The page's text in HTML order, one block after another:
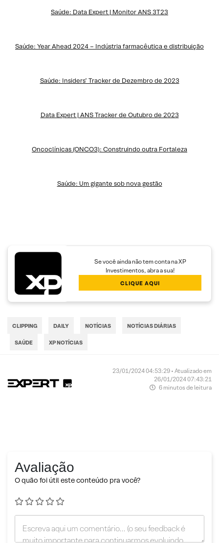
Saúde: Data Expert | Monitor ANS 3T23
Saúde: Year Ahead 2024 – Indústria farmacêutica e distribuição
Saúde: Insiders’ Tracker de Dezembro de 2023
Data Expert | ANS Tracker de Outubro de 2023
Oncoclínicas (ONCO3): Construindo outra Fortaleza
Saúde: Um gigante sob nova gestão
Se você ainda não tem conta na XP
Investimentos, abra a sua!
CLIQUE AQUI
CLIPPING DAILY NOTÍCIAS NOTÍCIAS DIÁRIAS
SAÚDE XP NOTÍCIAS
23/01/2024 04:53:29 • Atualizado em
26/01/2024 07:43:21
6 minutos de leitura
Avaliação
O quão foi útil este conteúdo pra você?